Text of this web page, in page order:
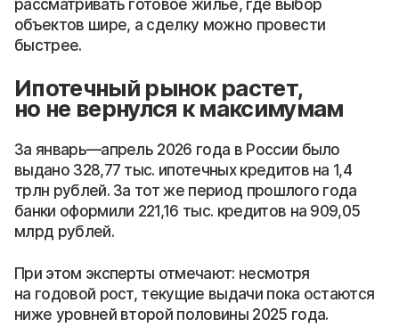
рассматривать готовое жилье, где выбор
объектов шире, а сделку можно провести
быстрее.
Ипотечный рынок растет,
но не вернулся к максимумам
За январь—апрель 2026 года в России было
выдано 328,77 тыс. ипотечных кредитов на 1,4
трлн рублей. За тот же период прошлого года
банки оформили 221,16 тыс. кредитов на 909,05
млрд рублей.
При этом эксперты отмечают: несмотря
на годовой рост, текущие выдачи пока остаются
ниже уровней второй половины 2025 года.